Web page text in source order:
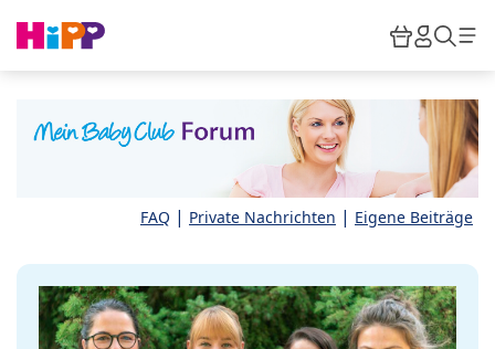
HiPP
FAQ | Private Nachrichten | Eigene Beiträge